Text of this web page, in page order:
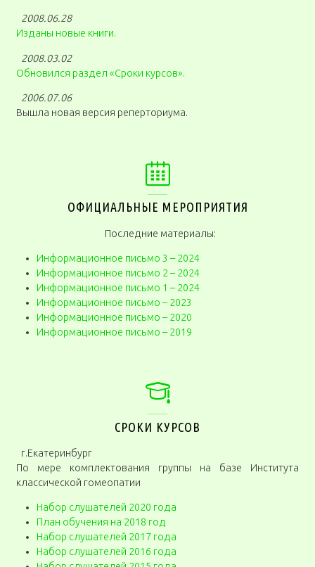
2008.06.28
Изданы новые книги.
2008.03.02
Обновился раздел «Сроки курсов».
2006.07.06
Вышла новая версия реперториума.
ОФИЦИАЛЬНЫЕ МЕРОПРИЯТИЯ
Последние материалы:
Информационное письмо 3 – 2024
Информационное письмо 2 – 2024
Информационное письмо 1 – 2024
Информационное письмо – 2023
Информационное письмо – 2020
Информационное письмо – 2019
СРОКИ КУРСОВ
г.Екатеринбург
По мере комплек­тования группы на базе Института
классической гомеопатии
Набор слушателей 2020 года
План обучения на 2018 год
Набор слушателей 2017 года
Набор слушателей 2016 года